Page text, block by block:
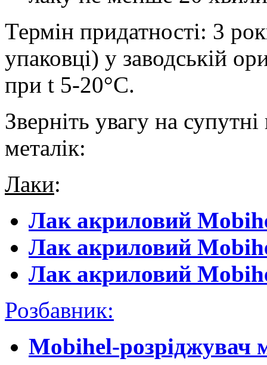
Термін придатності: 3
упаковці) у заводській
при t 5-20°С.
Зверніть увагу на
металік:
Лаки:
Лак акриловий
Лак акриловий
Лак акриловий
Розбавник:
Mobihel-розріджувач